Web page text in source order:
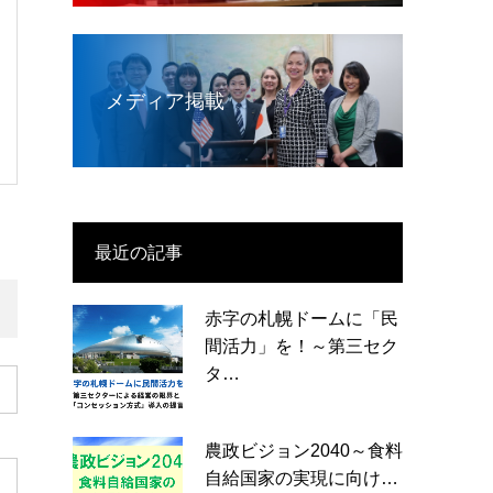
メディア掲載
最近の記事
赤字の札幌ドームに「民
間活力」を！～第三セク
タ…
農政ビジョン2040～食料
自給国家の実現に向け…